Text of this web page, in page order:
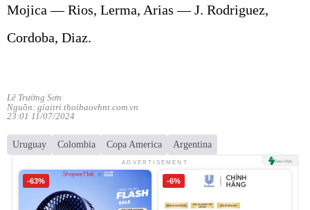
Mojica — Rios, Lerma, Arias — J. Rodriguez,
Cordoba, Diaz.
Lê Trường Sơn
Nguồn: giaitri.thoibaovhnt.com.vn
23:01 11/07/2024
Uruguay Colombia Copa America Argentina
ADVERTISEMENT
-63% -6%